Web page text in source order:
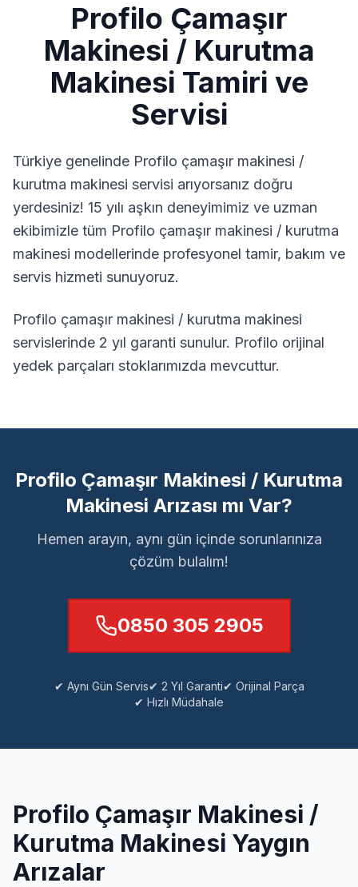
Profilo Çamaşır
Makinesi / Kurutma
Makinesi Tamiri ve
Servisi
Türkiye genelinde Profilo çamaşır makinesi /
kurutma makinesi servisi arıyorsanız doğru
yerdesiniz! 15 yılı aşkın deneyimimiz ve uzman
ekibimizle tüm Profilo çamaşır makinesi / kurutma
makinesi modellerinde profesyonel tamir, bakım ve
servis hizmeti sunuyoruz.
Profilo çamaşır makinesi / kurutma makinesi
servislerinde 2 yıl garanti sunulur. Profilo orijinal
yedek parçaları stoklarımızda mevcuttur.
Profilo Çamaşır Makinesi / Kurutma
Makinesi Arızası mı Var?
Hemen arayın, aynı gün içinde sorunlarınıza
çözüm bulalım!
0850 305 2905
✔ Aynı Gün Servis✔ 2 Yıl Garanti✔ Orijinal Parça
✔ Hızlı Müdahale
Profilo Çamaşır Makinesi /
Kurutma Makinesi Yaygın
Arızalar